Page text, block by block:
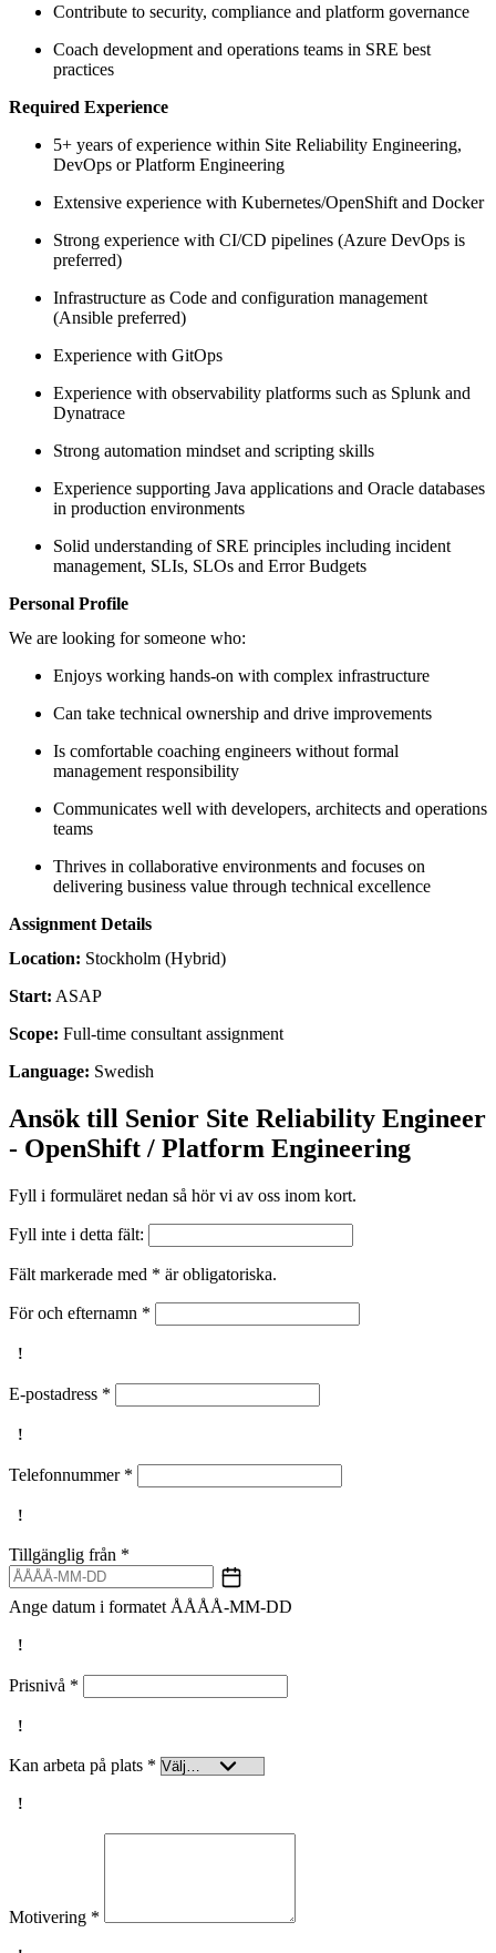
Contribute to security, compliance and platform governance
Coach development and operations teams in SRE best
practices
Required Experience
5+ years of experience within Site Reliability Engineering,
DevOps or Platform Engineering
Extensive experience with Kubernetes/OpenShift and Docker
Strong experience with CI/CD pipelines (Azure DevOps is
preferred)
Infrastructure as Code and configuration management
(Ansible preferred)
Experience with GitOps
Experience with observability platforms such as Splunk and
Dynatrace
Strong automation mindset and scripting skills
Experience supporting Java applications and Oracle databases
in production environments
Solid understanding of SRE principles including incident
management, SLIs, SLOs and Error Budgets
Personal Profile
We are looking for someone who:
Enjoys working hands-on with complex infrastructure
Can take technical ownership and drive improvements
Is comfortable coaching engineers without formal
management responsibility
Communicates well with developers, architects and operations
teams
Thrives in collaborative environments and focuses on
delivering business value through technical excellence
Assignment Details
Location: Stockholm (Hybrid)
Start: ASAP
Scope: Full-time consultant assignment
Language: Swedish
Ansök till Senior Site Reliability Engineer
- OpenShift / Platform Engineering
Fyll i formuläret nedan så hör vi av oss inom kort.
Fyll inte i detta fält:
Fält markerade med * är obligatoriska.
För och efternamn *
E-postadress *
Telefonnummer*
Tillgänglig från *
Ange datum i formatet ÅÅÅÅ-MM-DD
Prisnivå *
Kan arbeta på plats *
Motivering *